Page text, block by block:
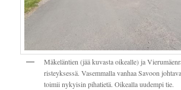
Mäkeläntien (jää kuvasta oikealle) ja
risteyksessä. Vasemmalla vanhaa Savoon
toimii nykyisin pihatietä. Oikealla uudempi tie.